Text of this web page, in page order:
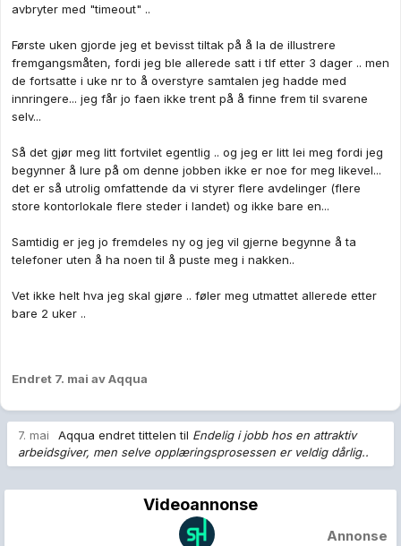
avbryter med "timeout" ..
Første uken gjorde jeg et bevisst tiltak på å la de illustrere
fremgangsmåten, fordi jeg ble allerede satt i tlf etter 3 dager .. men
de fortsatte i uke nr to å overstyre samtalen jeg hadde med
innringere... jeg får jo faen ikke trent på å finne frem til svarene
selv...
Så det gjør meg litt fortvilet egentlig .. og jeg er litt lei meg fordi jeg
begynner å lure på om denne jobben ikke er noe for meg likevel...
det er så utrolig omfattende da vi styrer flere avdelinger (flere
store kontorlokale flere steder i landet) og ikke bare en...
Samtidig er jeg jo fremdeles ny og jeg vil gjerne begynne å ta
telefoner uten å ha noen til å puste meg i nakken..
Vet ikke helt hva jeg skal gjøre .. føler meg utmattet allerede etter
bare 2 uker ..
Endret 7. mai av Aqqua
7. mai Aqqua endret tittelen til Endelig i jobb hos en attraktiv
arbeidsgiver, men selve opplæringsprosessen er veldig dårlig..
Videoannonse
Annonse